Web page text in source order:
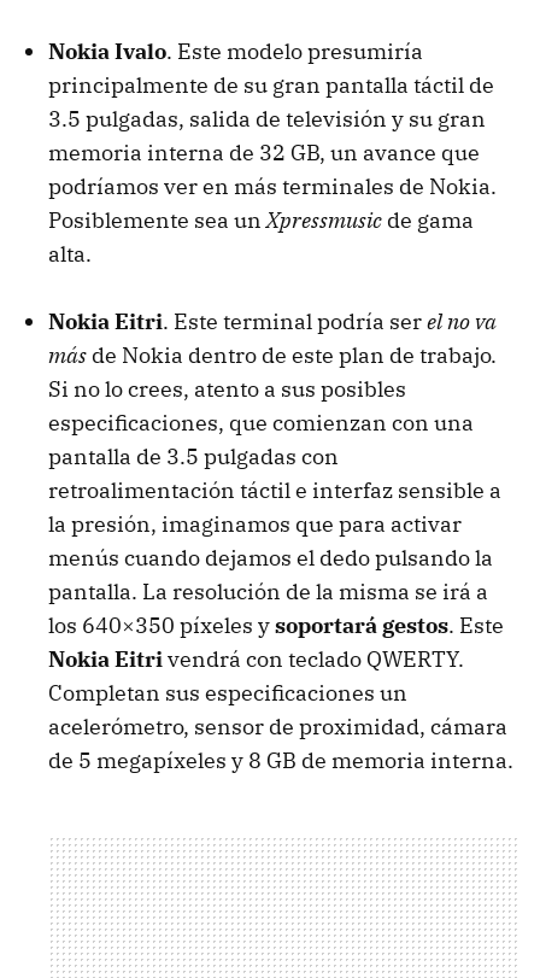
Nokia Ivalo. Este modelo presumiría
principalmente de su gran pantalla táctil de
3.5 pulgadas, salida de televisión y su gran
memoria interna de 32 GB, un avance que
podríamos ver en más terminales de Nokia.
Posiblemente sea unXpressmusic de gama
alta.
Nokia Eitri. Este terminal podría serel no va
más de Nokia dentro de este plan de trabajo.
Si no lo crees, atento a sus posibles
especificaciones, que comienzan con una
pantalla de 3.5 pulgadas con
retroalimentación táctil e interfaz sensible a
la presión, imaginamos que para activar
menús cuando dejamos el dedo pulsando la
pantalla. La resolución de la misma se irá a
los 640×350 píxeles ysoportará gestos. Este
Nokia Eitrivendrá con teclado QWERTY.
Completan sus especificaciones un
acelerómetro, sensor de proximidad, cámara
de 5 megapíxeles y 8 GB de memoria interna.